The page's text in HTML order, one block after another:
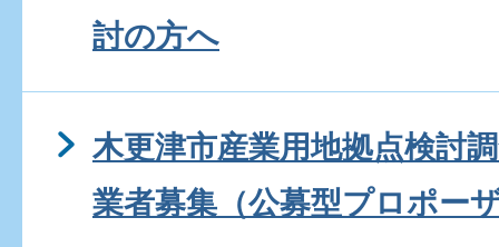
討の方へ
木更津市産業用地拠点検討
業者募集（公募型プロポー